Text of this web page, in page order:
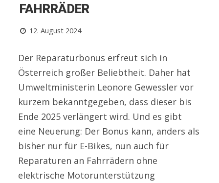
FAHRRÄDER
12. August 2024
Der Reparaturbonus erfreut sich in
Österreich großer Beliebtheit. Daher hat
Umweltministerin Leonore Gewessler vor
kurzem bekanntgegeben, dass dieser bis
Ende 2025 verlängert wird. Und es gibt
eine Neuerung: Der Bonus kann, anders als
bisher nur für E-Bikes, nun auch für
Reparaturen an Fahrrädern ohne
elektrische Motorunterstützung